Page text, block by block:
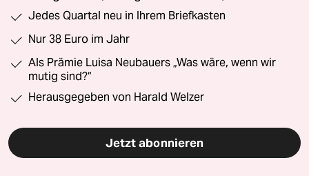
Jedes Quartal neu in Ihrem Briefkasten
Nur 38 Euro im Jahr
Als Prämie Luisa Neubauers „Was wäre, wenn wir
mutig sind?“
Herausgegeben von Harald Welzer
Jetzt abonnieren